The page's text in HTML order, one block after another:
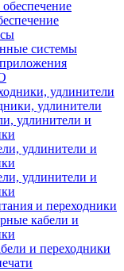
системы
удлинители
удлинители и
удлинители и
удлинители и
и переходники
кабели и
и переходники